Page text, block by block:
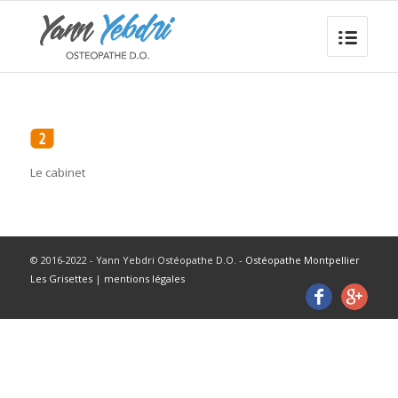
Le cabinet
© 2016-2022 - Yann Yebdri Ostéopathe D.O. - Ostéopathe Montpellier
Les Grisettes| mentions légales